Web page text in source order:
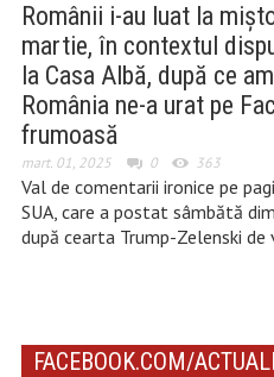
Românii i-au luat la
martie, în contextul
la Casa Albă, după ce
România ne-a urat pe
frumoasă
mart. 01, 2025 0 363
Val de comentarii ironice pe
SUA, care a postat sâmbătă
după cearta Trump-Zelenski de
FACEBOOK.COM/